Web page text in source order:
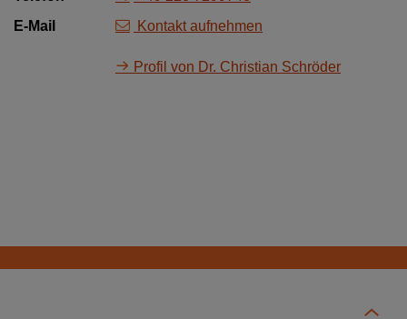
E-Mail
Kontakt aufnehmen
Profil von Dr. Christian Schröder